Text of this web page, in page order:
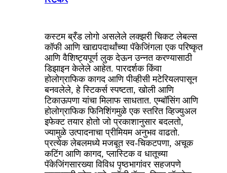
कस्टम ब्रँड लोगो असलेले लक्झरी चिकट लेबल्स
कॉफी आणि खाद्यपदार्थांच्या पॅकेजिंगला एक परिष्कृत
आणि वैशिष्ट्यपूर्ण लुक देऊन उन्नत करण्यासाठी
डिझाइन केलेले आहेत. पारदर्शक किंवा
होलोग्राफिक कागद आणि पीव्हीसी मटेरियलपासून
बनवलेले, हे स्टिकर्स स्पष्टता, खोली आणि
टिकाऊपणा यांचा मिलाफ साधतात. एम्बॉसिंग आणि
होलोग्राफिक फिनिशिंगमुळे एक स्तरित व्हिज्युअल
इफेक्ट तयार होतो जो प्रकाशानुसार बदलतो,
ज्यामुळे उत्पादनाचा प्रीमियम अनुभव वाढतो.
प्रत्येक लेबलमध्ये मजबूत स्व-चिकटपणा, अचूक
कटिंग आणि कागद, प्लास्टिक व धातूच्या
पॅकेजिंगसारख्या विविध पृष्ठभागांवर सहजपणे